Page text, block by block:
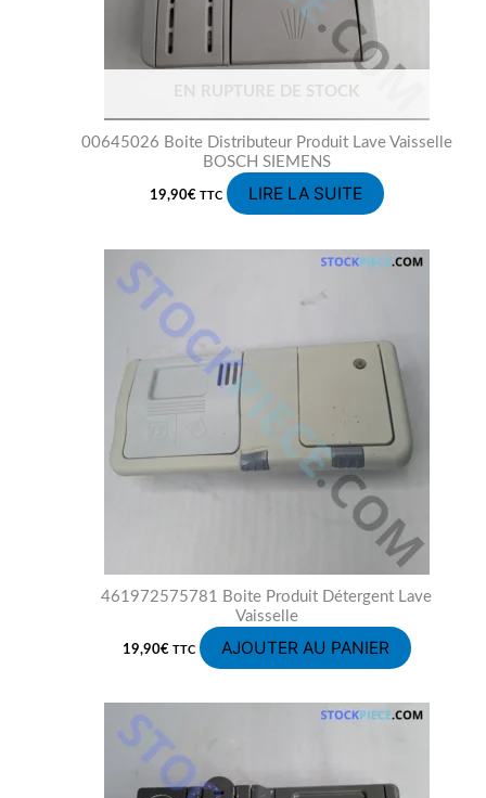
EN RUPTURE DE STOCK
00645026 Boite Distributeur Produit Lave Vaisselle
BOSCH SIEMENS
19,90€ TTC LIRE LA SUITE
461972575781 Boite Produit Détergent Lave
Vaisselle
19,90€ TTC AJOUTER AU PANIER